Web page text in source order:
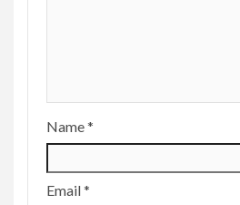
Name*
Email*